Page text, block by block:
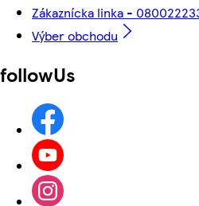
Zákaznícka linka -
Výber obchodu
followUs